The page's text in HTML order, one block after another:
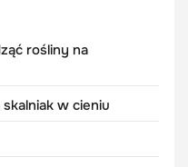
rośliny na
w cieniu